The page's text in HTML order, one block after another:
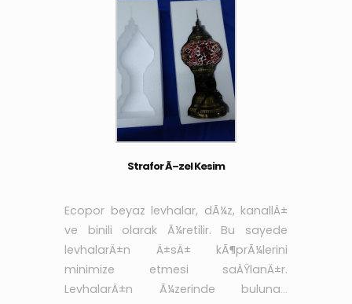
Strafor Ã–zel Kesim
Ecopor beyaz levhalar, dÃ¼z, kanallÄ±
ve binili olarak Ã¼retilir. Bu sayede
levhalarÄ±n Ä±sÄ± kÃ¶prÃ¼lerini
minimize etmesi saÄŸlanÄ±r.
LevhalarÄ±n Ã¼zerinde bulunan